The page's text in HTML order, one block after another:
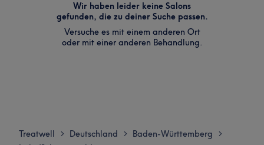
Wir haben leider keine Salons
gefunden, die zu deiner Suche passen.
Versuche es mit einem anderen Ort
oder mit einer anderen Behandlung.
Treatwell > Deutschland > Baden-Württemberg >